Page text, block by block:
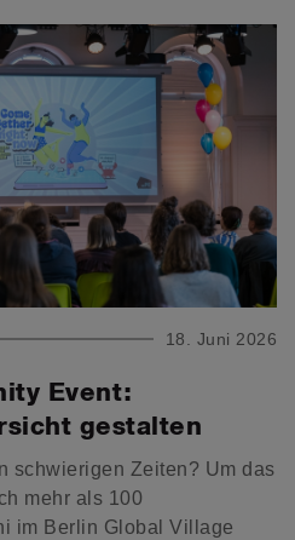
18. Juni 2026
Event:
gestalten
schwierigen Zeiten? Um das
mehr als 100
im Berlin Global Village